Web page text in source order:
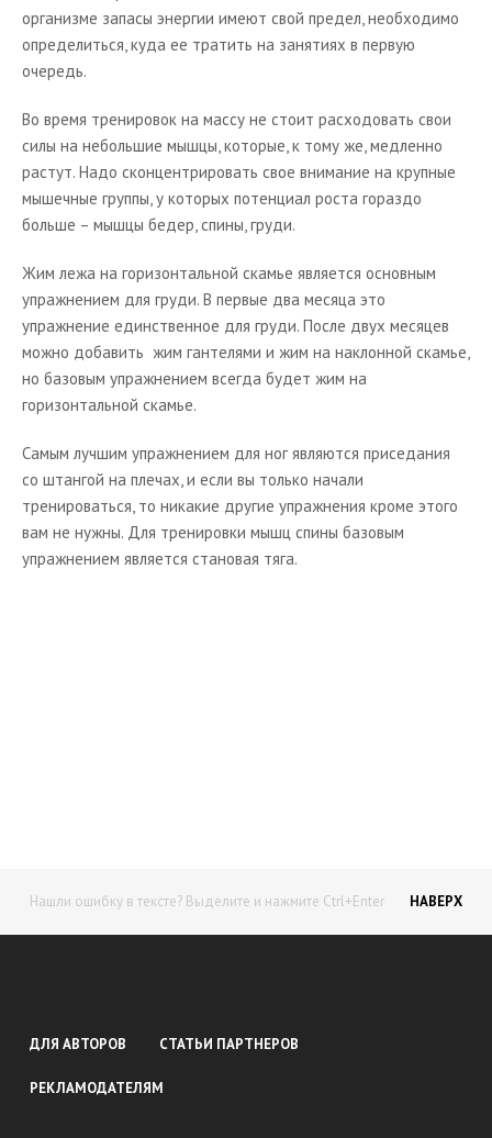
организме запасы энергии имеют свой предел, необходимо
определиться, куда ее тратить на занятиях в первую
очередь.
Во время тренировок на массу не стоит расходовать свои
силы на небольшие мышцы, которые, к тому же, медленно
растут. Надо сконцентрировать свое внимание на крупные
мышечные группы, у которых потенциал роста гораздо
больше – мышцы бедер, спины, груди.
Жим лежа на горизонтальной скамье является основным
упражнением для груди. В первые два месяца это
упражнение единственное для груди. После двух месяцев
можно добавить жим гантелями и жим на наклонной скамье,
но базовым упражнением всегда будет жим на
горизонтальной скамье.
Самым лучшим упражнением для ног являются приседания
со штангой на плечах, и если вы только начали
тренироваться, то никакие другие упражнения кроме этого
вам не нужны. Для тренировки мышц спины базовым
упражнением является становая тяга.
Нашли ошибку в тексте? Выделите и нажмите Ctrl+Enter НАВЕРХ
ДЛЯ АВТОРОВ СТАТЬИ ПАРТНЕРОВ
РЕКЛАМОДАТЕЛЯМ